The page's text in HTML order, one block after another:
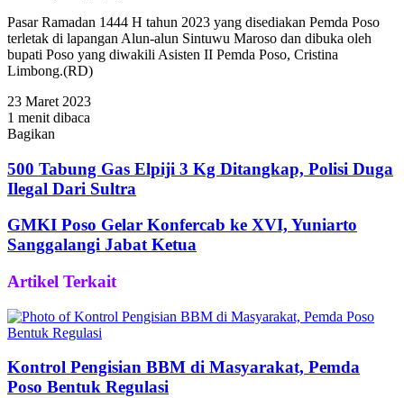
Pasar Ramadan 1444 H tahun 2023 yang disediakan Pemda Poso
terletak di lapangan Alun-alun Sintuwu Maroso dan dibuka oleh
bupati Poso yang diwakili Asisten II Pemda Poso, Cristina
Limbong.(RD)
23 Maret 2023
1 menit dibaca
Bagikan
via
Email
500 Tabung Gas Elpiji 3 Kg Ditangkap, Polisi Duga
Ilegal Dari Sultra
GMKI Poso Gelar Konfercab ke XVI, Yuniarto
Sanggalangi Jabat Ketua
Artikel Terkait
Kontrol Pengisian BBM di Masyarakat, Pemda
Poso Bentuk Regulasi